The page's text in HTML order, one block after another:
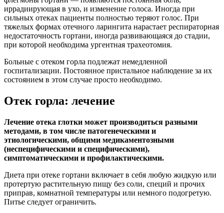
иррадиирующая в ухо, и изменение голоса. Иногда при
сильных отеках пациенты полностью теряют голос. При
тяжелых формах отечного ларингита нарастает респираторная
недостаточность гортани, иногда развивающаяся до стадии,
при которой необходима ургентная трахеотомия.
Больные с отеком горла подлежат немедленной
госпитализации. Постоянное пристальное наблюдение за их
состоянием в этом случае просто необходимо.
Отек горла: лечение
Лечение отека глотки может производиться разными
методами, в том числе патогенеческими и
этиологическими, общими медикаментозными
(неспецифическими и специфическими),
симптоматическими и профилактическими.
Диета при отеке гортани включает в себя любую жидкую или
протертую растительную пищу без соли, специй и прочих
приправ, комнатной температуры или немного подогретую.
Питье следует ограничить.